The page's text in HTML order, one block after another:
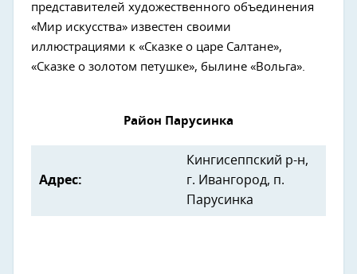
представителей художественного объединения
«Мир искусства» известен своими
иллюстрациями к «Сказке о царе Салтане»,
«Сказке о золотом петушке», былине «Вольга».
Район Парусинка
Адрес:
Кингисеппский р-н,
г. Ивангород, п.
Парусинка